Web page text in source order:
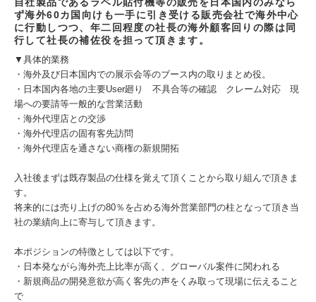
ず海外60カ国向けも一手に引き受ける販売会社で海外中心
に行動しつつ、年二回程度の社長の海外顧客回りの際は同
行して社長の補佐役を担って頂きます。
▼具体的業務
・海外及び日本国内での展示会等のブース内の取りまとめ役。
・日本国内各地の主要User廻り 不具合等の確認 クレーム対応 現
場への要請等一般的な営業活動
・海外代理店との交渉
・海外代理店の固有客先訪問
・海外代理店を通さない商権の新規開拓
入社後まずは既存製品の仕様を覚えて頂くことから取り組んで頂きま
す。
将来的には売り上げの80％を占める海外営業部門の柱となって頂き当
社の業績向上に寄与して頂きます。
本ポジションの特徴としては以下です。
・日本発ながら海外売上比率が高く、グローバル案件に関われる
・新規商品の開発意欲が高く客先の声をくみ取って現場に伝えること
で